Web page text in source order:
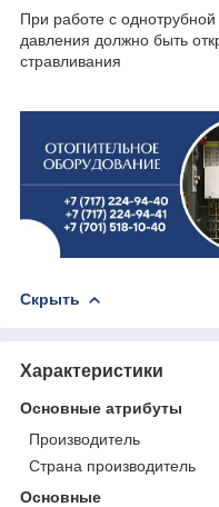
При работе с
давления должно быть
стравливания
Скрыть
Характеристики
Основные атрибуты
Производитель
Страна производитель
Основные